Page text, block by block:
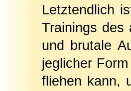
Letztendlich
Trainings des
und brutale
jeglicher
fliehen kann,